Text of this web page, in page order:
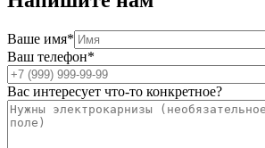
Ваше имя*
Ваш телефон*
Вас интересует что-то конкретное?